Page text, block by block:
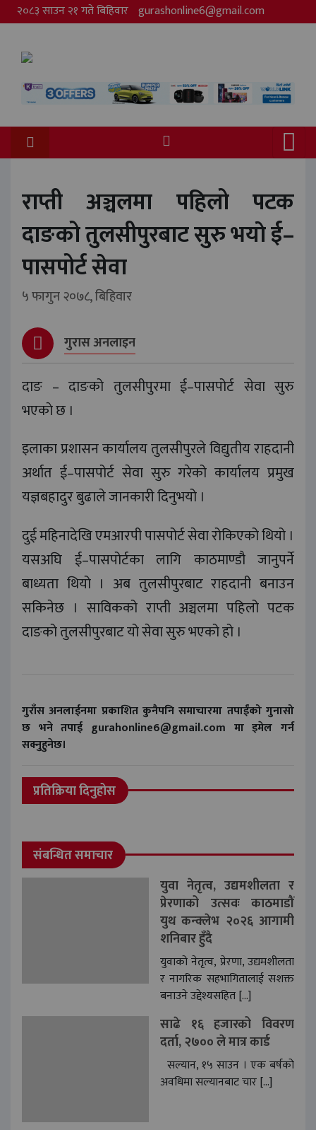
२०८३ साउन २१ गते बिहिवार gurashonline6@gmail.com
राप्ती अञ्चलमा पहिलो पटक
दाङको तुलसीपुरबाट सुरु भयाे ई–
पासपोर्ट सेवा
५ फागुन २०७८, बिहिवार
गुरास अनलाइन
दाङ – दाङको तुलसीपुरमा ई–पासपोर्ट सेवा सुरु
भएकाे छ ।
इलाका प्रशासन कार्यालय तुलसीपुरले विद्युतीय राहदानी
अर्थात ई–पासपोर्ट सेवा सुरु गरेको कार्यालय प्रमुख
यज्ञबहादुर बुढाले जानकारी दिनुभयो ।
दुई महिनादेखि एमआरपी पासपोर्ट सेवा रोकिएको थियो ।
यसअघि ई–पासपोर्टका लागि काठमाण्डौ जानुपर्ने
बाध्यता थियो । अब तुलसीपुरबाट राहदानी बनाउन
सकिनेछ । साविकको राप्ती अञ्चलमा पहिलो पटक
दाङको तुलसीपुरबाट यो सेवा सुरु भएको हो ।
गुराँस अनलाईनमा प्रकाशित कुनैपनि समाचारमा तपाईंको गुनासो
छ भने तपाई gurahonline6@gmail.com मा इमेल गर्न
सक्नुहुनेछ।
प्रतिक्रिया दिनुहोस
संबन्धित समाचार
युवा नेतृत्व, उद्यमशीलता र
प्रेरणाको उत्सवः काठमाडौं
युथ कन्क्लेभ २०२६ आगामी
शनिबार हुँदै
युवाको नेतृत्व, प्रेरणा, उद्यमशीलता
र नागरिक सहभागितालाई सशक्त
बनाउने उद्देश्यसहित […]
साढे १६ हजारको विवरण
दर्ता, २७०० ले मात्र कार्ड
सल्यान, १५ साउन । एक बर्षको
अवधिमा सल्यानबाट चार […]